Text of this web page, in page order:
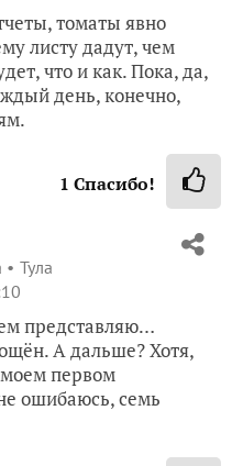
томаты явно
листу дадут, чем
что и как. Пока, да,
день, конечно,
1 Спасибо!
Тула
представляю…
А дальше? Хотя,
первом
ошибаюсь, семь